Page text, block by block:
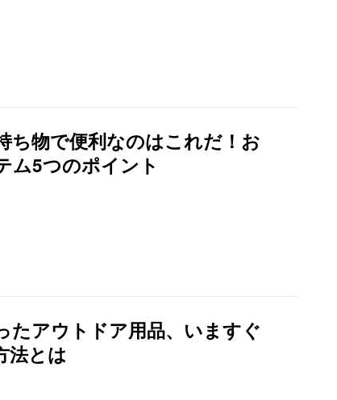
ち物で便利なのはこれだ！お
ム5つのポイント
たアウトドア用品、いますぐ
法とは